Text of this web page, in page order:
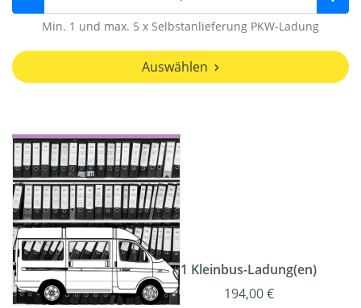
Min. 1 und max. 5 x Selbstanlieferung PKW-Ladung
Auswählen
1 Kleinbus-Ladung(en)
194,00 €